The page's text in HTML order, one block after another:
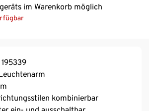
im Warenkorb möglich
kombinierbar